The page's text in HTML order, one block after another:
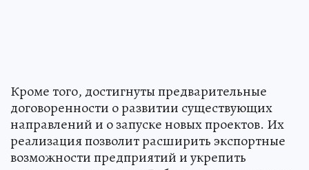
Кроме того, достигнуты предварительные
договоренности о развитии существующих
направлений и о запуске новых проектов. Их
реализация позволит расширить экспортные
возможности предприятий и укрепить